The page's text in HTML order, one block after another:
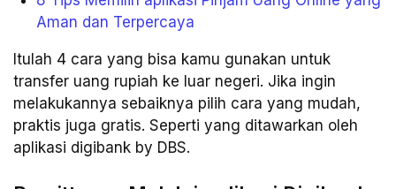
Aman dan Terpercaya
Itulah 4 cara yang bisa kamu gunakan untuk
transfer uang rupiah ke luar negeri. Jika ingin
melakukannya sebaiknya pilih cara yang mudah,
praktis juga gratis. Seperti yang ditawarkan oleh
aplikasi digibank by DBS.